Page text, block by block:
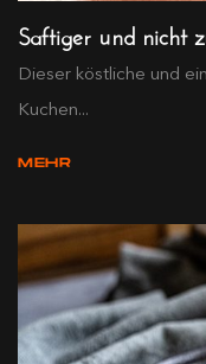
Saftiger und nicht
Dieser köstliche und
Kuchen...
MEHR